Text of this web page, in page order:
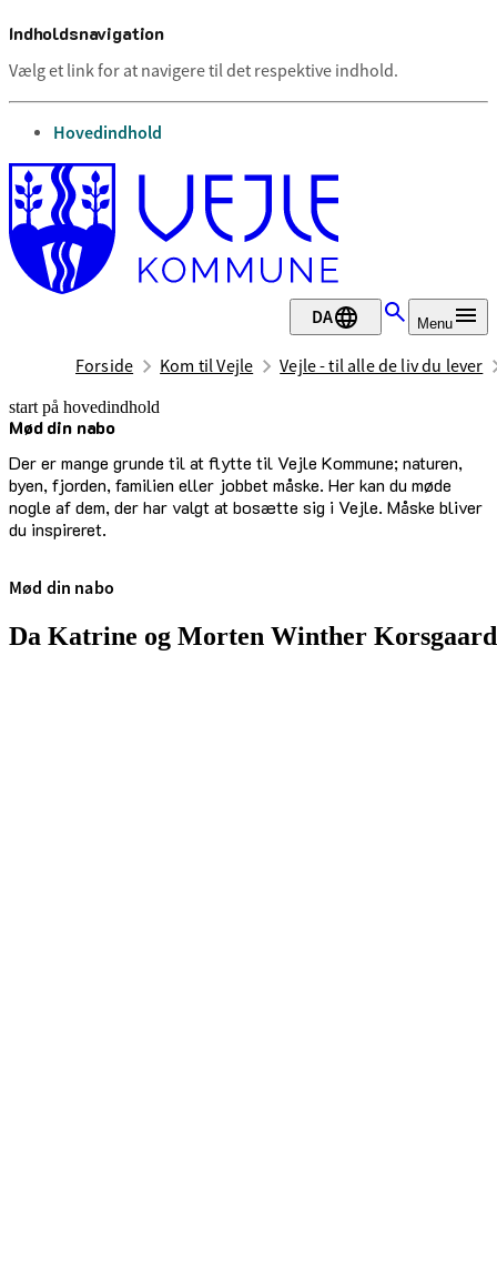
Indholdsnavigation
Vælg et link for at navigere til det respektive indhold.
gå til
Hovedindhold
DA Menu
Forside Kom til Vejle Vejle - til alle de liv du lever
start på hovedindhold
Mød din nabo
Der er mange grunde til at flytte til Vejle Kommune; naturen,
byen, fjorden, familien eller jobbet måske. Her kan du møde
nogle af dem, der har valgt at bosætte sig i Vejle. Måske bliver
du inspireret.
senest opdateret 30. juni 2026
Mød din nabo
Da Katrine og Morten Winther